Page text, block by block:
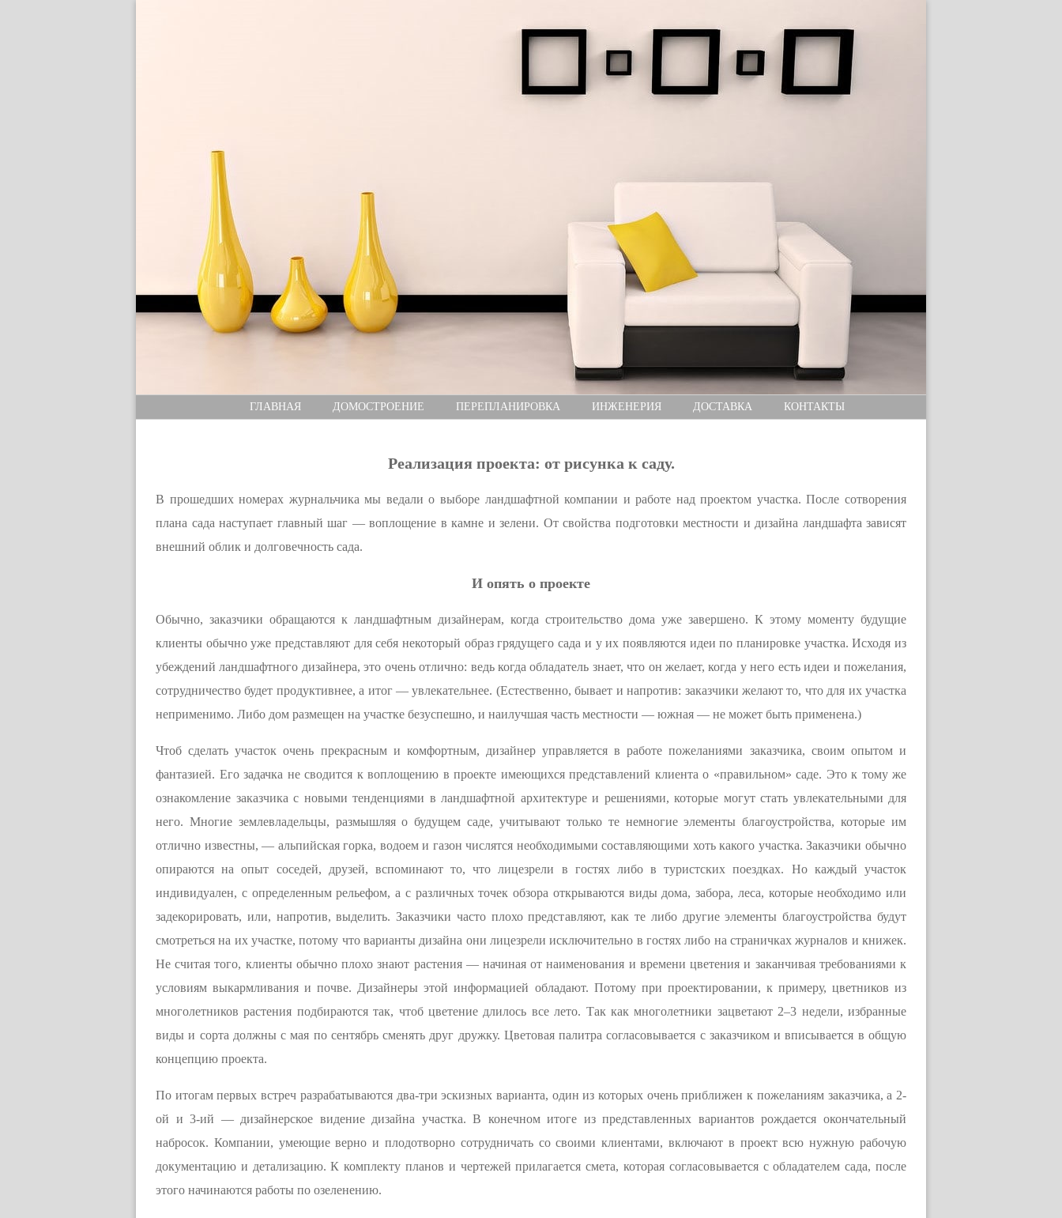
ГЛАВНАЯ ДОМОСТРОЕНИЕ ПЕРЕПЛАНИРОВКА ИНЖЕНЕРИЯ ДОСТАВКА КОНТАКТЫ
Реализация проекта: от рисунка к саду.
В прошедших номерах журнальчика мы ведали о выборе ландшафтной компании и работе над проектом участка. После сотворения
плана сада наступает главный шаг — воплощение в камне и зелени. От свойства подготовки местности и дизайна ландшафта зависят
внешний облик и долговечность сада.
И опять о проекте
Обычно, заказчики обращаются к ландшафтным дизайнерам, когда строительство дома уже завершено. К этому моменту будущие
клиенты обычно уже представляют для себя некоторый образ грядущего сада и у их появляются идеи по планировке участка. Исходя из
убеждений ландшафтного дизайнера, это очень отлично: ведь когда обладатель знает, что он желает, когда у него есть идеи и пожелания,
сотрудничество будет продуктивнее, а итог — увлекательнее. (Естественно, бывает и напротив: заказчики желают то, что для их участка
неприменимо. Либо дом размещен на участке безуспешно, и наилучшая часть местности — южная — не может быть применена.)
Чтоб сделать участок очень прекрасным и комфортным, дизайнер управляется в работе пожеланиями заказчика, своим опытом и
фантазией. Его задачка не сводится к воплощению в проекте имеющихся представлений клиента о «правильном» саде. Это к тому же
ознакомление заказчика с новыми тенденциями в ландшафтной архитектуре и решениями, которые могут стать увлекательными для
него. Многие землевладельцы, размышляя о будущем саде, учитывают только те немногие элементы благоустройства, которые им
отлично известны, — альпийская горка, водоем и газон числятся необходимыми составляющими хоть какого участка. Заказчики обычно
опираются на опыт соседей, друзей, вспоминают то, что лицезрели в гостях либо в туристских поездках. Но каждый участок
индивидуален, с определенным рельефом, а с различных точек обзора открываются виды дома, забора, леса, которые необходимо или
задекорировать, или, напротив, выделить. Заказчики часто плохо представляют, как те либо другие элементы благоустройства будут
смотреться на их участке, потому что варианты дизайна они лицезрели исключительно в гостях либо на страничках журналов и книжек.
Не считая того, клиенты обычно плохо знают растения — начиная от наименования и времени цветения и заканчивая требованиями к
условиям выкармливания и почве. Дизайнеры этой информацией обладают. Потому при проектировании, к примеру, цветников из
многолетников растения подбираются так, чтоб цветение длилось все лето. Так как многолетники зацветают 2–3 недели, избранные
виды и сорта должны с мая по сентябрь сменять друг дружку. Цветовая палитра согласовывается с заказчиком и вписывается в общую
концепцию проекта.
По итогам первых встреч разрабатываются два-три эскизных варианта, один из которых очень приближен к пожеланиям заказчика, а 2-
ой и 3-ий — дизайнерское видение дизайна участка. В конечном итоге из представленных вариантов рождается окончательный
набросок. Компании, умеющие верно и плодотворно сотрудничать со своими клиентами, включают в проект всю нужную рабочую
документацию и детализацию. К комплекту планов и чертежей прилагается смета, которая согласовывается с обладателем сада, после
этого начинаются работы по озеленению.